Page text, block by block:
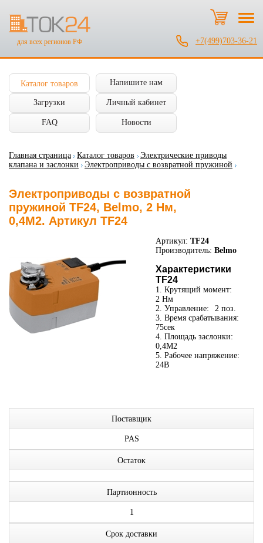
для всех регионов РФ +7(499)703-36-21
Каталог товаров Напишите нам
Загрузки Личный кабинет
FAQ Новости
Главная страница Каталог товаров
Электрические приводы
клапана и заслонки
Электроприводы с возвратной пружиной
Электроприводы с возвратной
пружиной ТF24, Belmo, 2 Нм,
0,4М2. Артикул TF24
Артикул: TF24
Производитель: Belmo
Характеристики
ТF24
1. Крутящий момент:
2 Нм
2. Управление:
2 поз.
3. Время срабатывания:
75сек
4. Площадь заслонки:
0,4М2
5. Рабочее напряжение:
24В
Поставщик
PAS
Остаток
Партионность
1
Срок доставки